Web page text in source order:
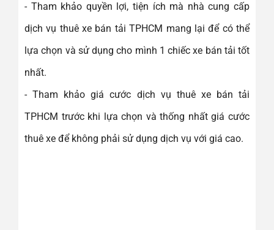
- Tham khảo quyền lợi, tiện ích mà nhà cung cấp
dịch vụ thuê xe bán tải TPHCM mang lại để có thể
lựa chọn và sử dụng cho mình 1 chiếc xe bán tải tốt
nhất.
- Tham khảo giá cước dịch vụ thuê xe bán tải
TPHCM trước khi lựa chọn và thống nhất giá cước
thuê xe để không phải sử dụng dịch vụ với giá cao.